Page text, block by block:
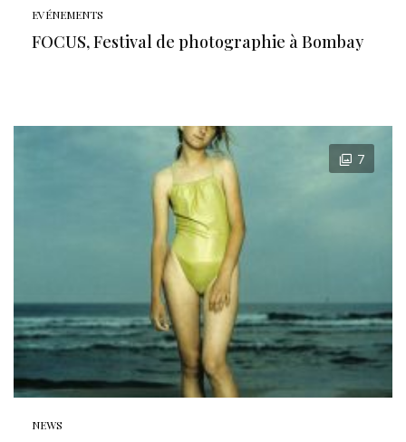
EVÉNEMENTS
FOCUS, Festival de photographie à Bombay
7
NEWS